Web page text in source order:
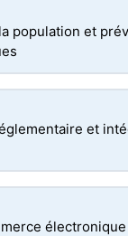
population et
et